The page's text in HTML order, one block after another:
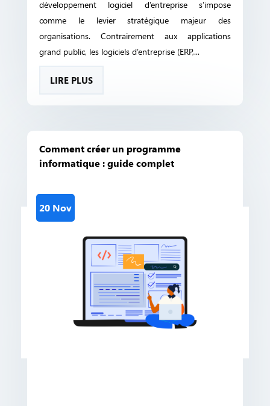
développement logiciel d’entreprise s’impose
comme le levier stratégique majeur des
organisations. Contrairement aux applications
grand public, les logiciels d’entreprise (ERP,...
LIRE PLUS
Comment créer un programme
informatique : guide complet
20 Nov